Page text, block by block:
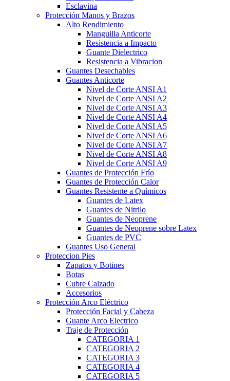
Esclavina
Protección Manos y Brazos
Alto Rendimiento
Manguilla Anticorte
Resistencia a Impacto
Guante Dielectrico
Resistencia a Vibracion
Guantes Desechables
Guantes Anticorte
Nivel de Corte ANSI A1
Nivel de Corte ANSI A2
Nivel de Corte ANSI A3
Nivel de Corte ANSI A4
Nivel de Corte ANSI A5
Nivel de Corte ANSI A6
Nivel de Corte ANSI A7
Nivel de Corte ANSI A8
Nivel de Corte ANSI A9
Guantes de Protección Frío
Guantes de Protección Calor
Guantes Resistente a Químicos
Guantes de Latex
Guantes de Nitrilo
Guantes de Neoprene
Guantes de Neoprene sobre Latex
Guantes de PVC
Guantes Uso General
Proteccion Pies
Zapatos y Botines
Botas
Cubre Calzado
Accesorios
Protección Arco Eléctrico
Protección Facial y Cabeza
Guante Arco Electrico
Traje de Protección
CATEGORIA 1
CATEGORIA 2
CATEGORIA 3
CATEGORIA 4
CATEGORIA 5